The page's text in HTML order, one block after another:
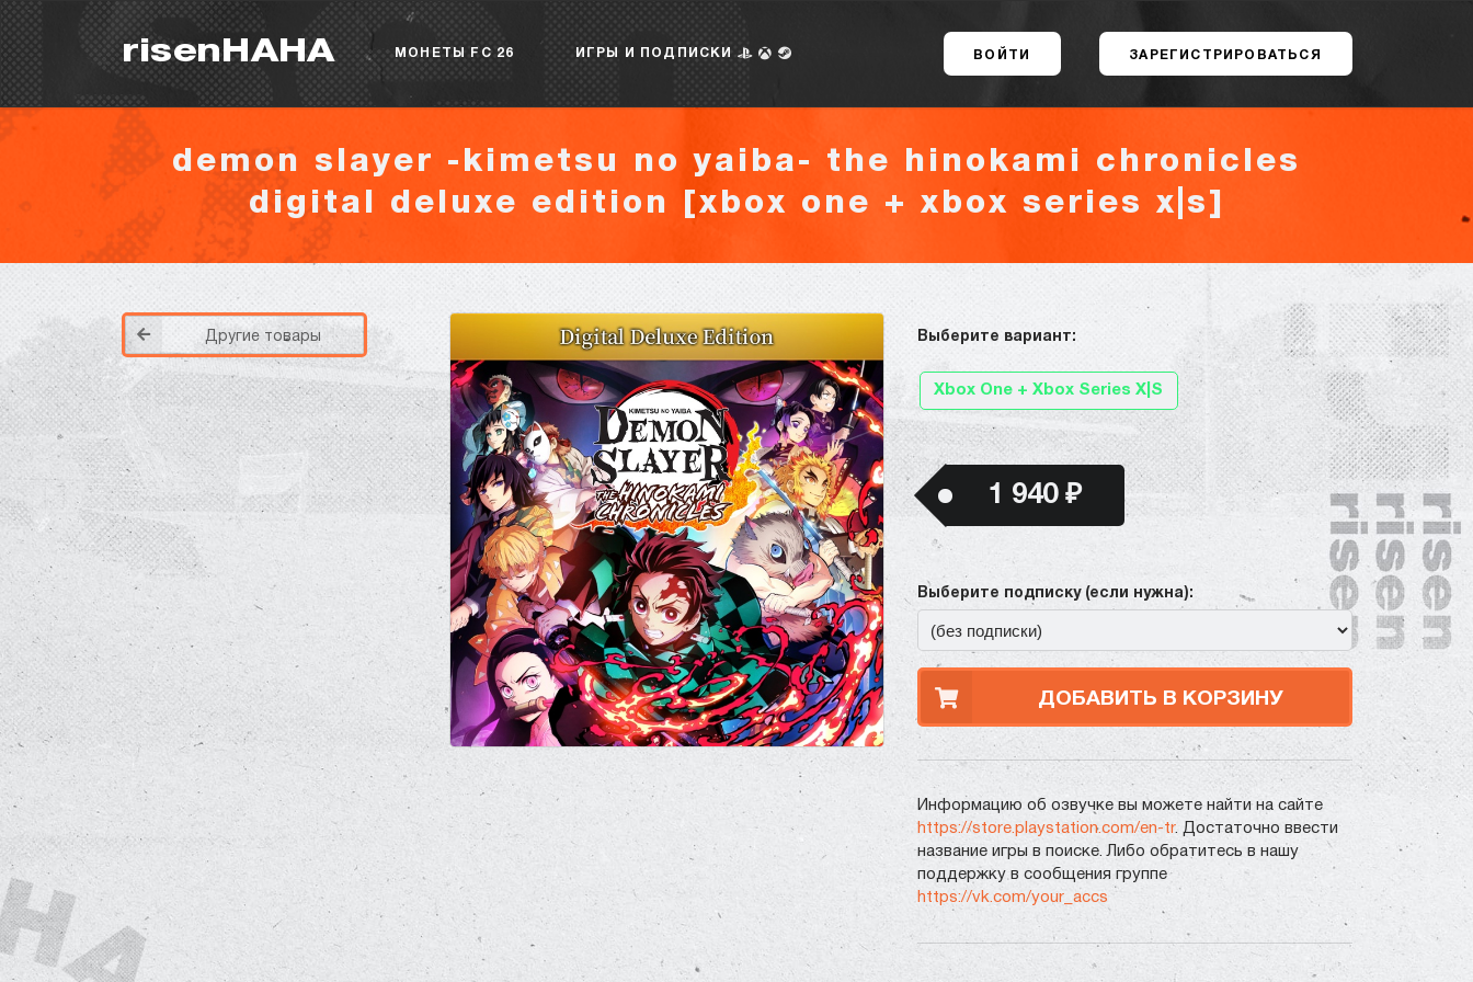
risenHAHA МОНЕТЫ FC 26 ИГРЫ И ПОДПИСКИ ВОЙТИ ЗАРЕГИСТРИРОВАТЬСЯ
demon slayer -kimetsu no yaiba- the hinokami chronicles
digital deluxe edition [xbox one + xbox series x|s]
Другие товары Выберите вариант:
Xbox One + Xbox Series X|S
1 940 ₽
Выберите подписку (если нужна):
ДОБАВИТЬ В КОРЗИНУ
Информацию об озвучке вы можете найти на сайте
https://store.playstation.com/en-tr. Достаточно ввести
название игры в поиске. Либо обратитесь в нашу
поддержку в сообщения группе
https://vk.com/your_accs